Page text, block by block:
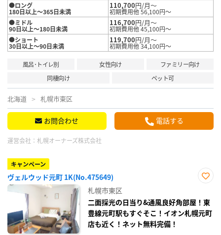
●ロング
180日以上～365日未満
110,700円/月～
初期費用他 56,100円～
●ミドル
90日以上～180日未満
116,700円/月～
初期費用他 45,100円～
●ショート
30日以上～90日未満
119,700円/月～
初期費用他 34,100円～
風呂･トイレ別 女性向け
ファミリー向け
同棲向け
ペット可
北海道 札幌市東区
お問合わせ 電話する
運営会社： 札幌オーナーズ株式会社
キャンペーン
ヴェルウッド元町 1K(No.475649)
り登
録
札幌市東区
二面採光の日当り&通風良好角部屋！東
豊線元町駅もすぐそこ！イオン札幌元町
店も近く！ネット無料完備！